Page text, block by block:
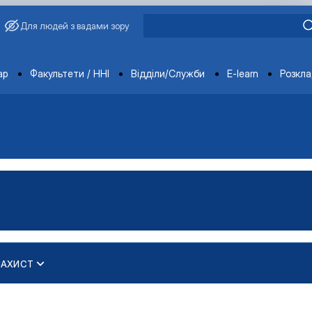
Для людей з вадами зору
Факультети / ННІ Відділи/Служби E-learn